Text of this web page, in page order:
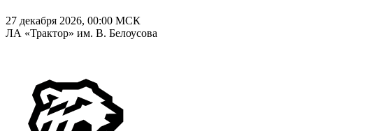
27 декабря 2026, 00:00 МСК
ЛА «Трактор» им. В. Белоусова